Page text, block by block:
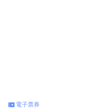
電子票券